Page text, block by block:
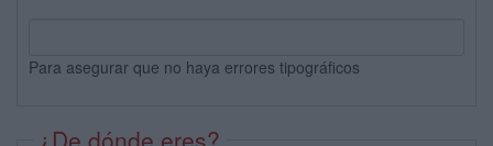
Para asegurar que no haya errores tipográficos
¿De dónde eres?